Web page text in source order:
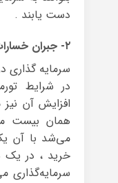
دست یابند .
۲- جبران خسارات تورم با سرمایه گذاری
سرمایه گذاری
در شرایط
افزایش آن
سرمایه‌گذاری